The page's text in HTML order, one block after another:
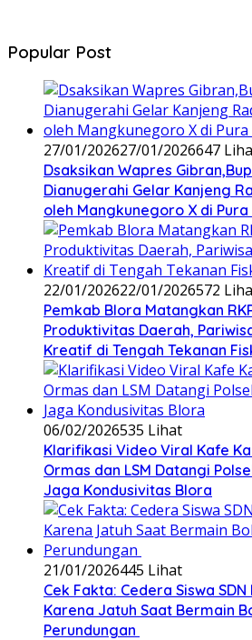
Popular Post
27/01/202627/01/2026647
‎Dsaksikan Wapres
Dianugerahi Gelar Kanjeng
oleh Mangkunegoro X di
22/01/202622/01/2026572
‎Pemkab Blora Matangkan
Produktivitas Daerah,
Kreatif di Tengah Tekanan
06/02/2026535 Lihat
‎Klarifikasi Video Viral Kafe
Ormas dan LSM Datangi
Jaga Kondusivitas Blora
21/01/2026445 Lihat
Cek Fakta: Cedera Siswa
Karena Jatuh Saat Bermain
Perundungan ‎